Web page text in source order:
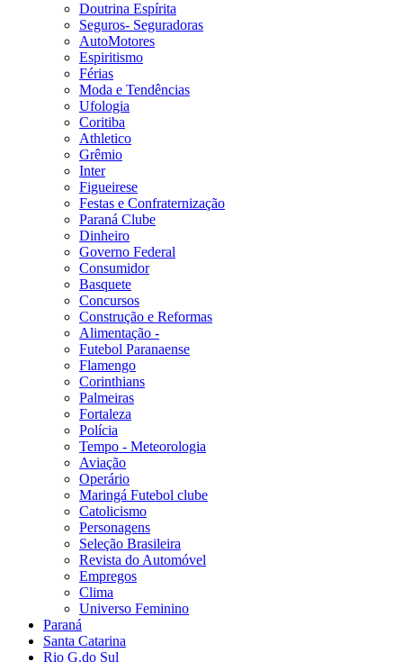
Doutrina Espírita
Seguros- Seguradoras
AutoMotores
Espiritismo
Férias
Moda e Tendências
Ufologia
Coritiba
Athletico
Grêmio
Inter
Figueirese
Festas e Confraternização
Paraná Clube
Dinheiro
Governo Federal
Consumidor
Basquete
Concursos
Construção e Reformas
Alimentação -
Futebol Paranaense
Flamengo
Corinthians
Palmeiras
Fortaleza
Polícia
Tempo - Meteorologia
Aviação
Operário
Maringá Futebol clube
Catolicismo
Personagens
Seleção Brasileira
Revista do Automóvel
Empregos
Clima
Universo Feminino
Paraná
Santa Catarina
Rio G.do Sul